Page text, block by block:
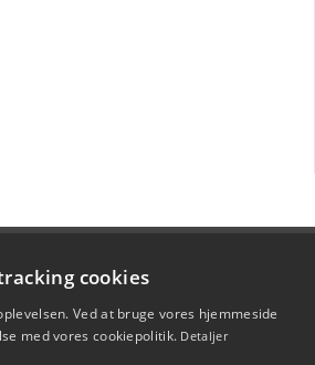
cookies
Ved at bruge vores hjemmeside
med vores cookiepolitik. Detaljer